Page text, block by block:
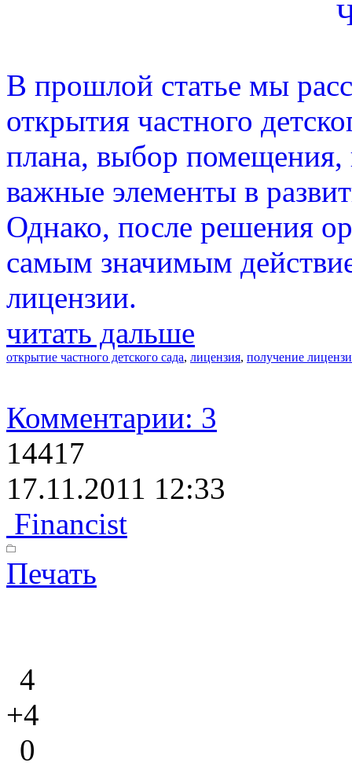
В прошлой статье мы
открытия частного
плана, выбор помещения,
важные элементы в
Однако, после решения
самым значимым
лицензии.
читать дальше
открытие частного детского сада, лицензия, получение
Комментарии: 3
14417
17.11.2011 12:33
Financist
Печать
4
+4
0